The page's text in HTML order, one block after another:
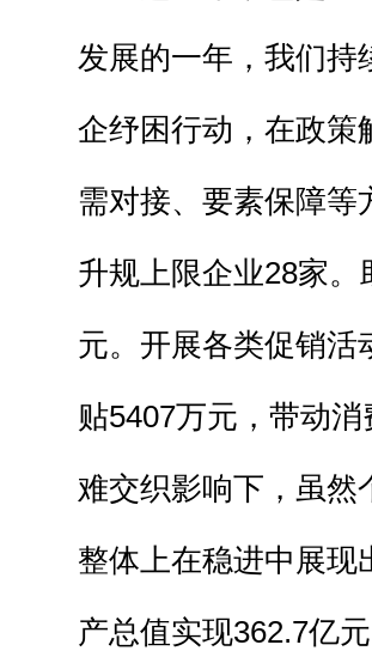
发展的一年，我们持
企纾困行动，在政策
需对接、要素保障等
升规上限企业28家
元。开展各类促销活
贴5407万元，带动
难交织影响下，虽然
整体上在稳进中展现
产总值实现362.7亿